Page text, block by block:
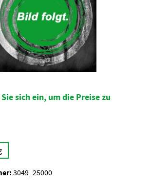
sich ein, um die Preise zu
3049_25000